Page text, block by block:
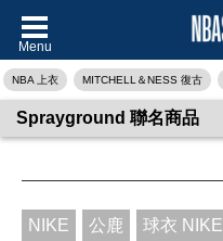
Menu
NBA 上衣 MITCHELL＆NESS 復古
Sprayground 聯名商品
NIKE 公鹿 球衣 NIKE